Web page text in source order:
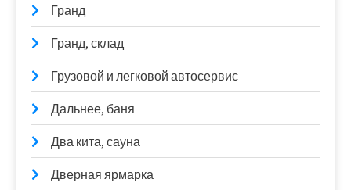
Гранд
Гранд, склад
Грузовой и легковой автосервис
Дальнее, баня
Два кита, сауна
Дверная ярмарка